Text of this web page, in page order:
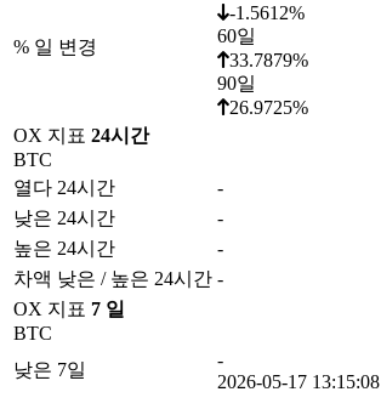
% 일 변경
-1.5612%
60일
33.7879%
90일
26.9725%
OX 지표 24시간
BTC
열다 24시간
-
낮은 24시간
-
높은 24시간
-
차액 낮은 / 높은 24시간 -
OX 지표 7 일
BTC
낮은 7일
-
2026-05-17 13:15:08